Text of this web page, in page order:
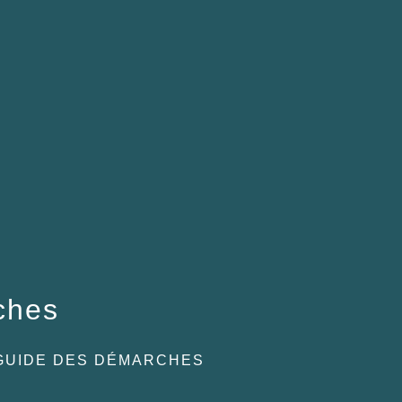
DES DÉMARCHES